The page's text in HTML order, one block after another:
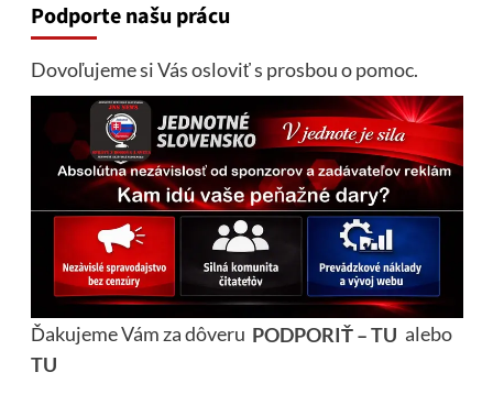
Podporte našu prácu
Dovoľujeme si Vás osloviť s prosbou o pomoc.
Ďakujeme Vám za dôveru PODPORIŤ – TU alebo
TU